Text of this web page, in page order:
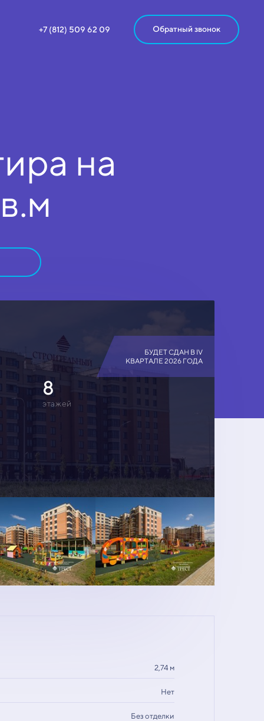
+7 (812) 509 62 09 Обратный звонок
на
БУДЕТ СДАН В IV
КВАРТАЛЕ 2026 ГОДА
8
этажей
2,74 м
Нет
Без отделки